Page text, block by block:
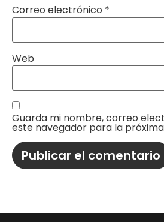
Correo electrónico *
Web
Guarda mi nombre, correo
este navegador para la